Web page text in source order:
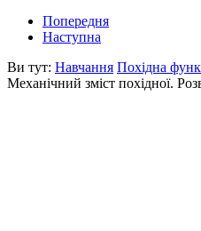
Попередня
Наступна
Ви тут: Навчання Похідна
Механічний зміст похідної.